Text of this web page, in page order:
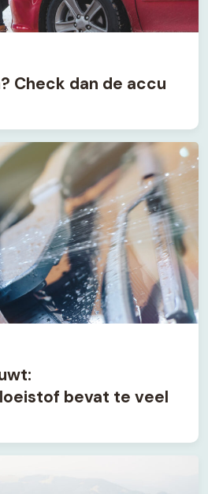
Check dan de accu
bevat te veel